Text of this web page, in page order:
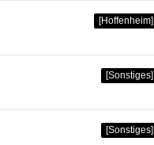
[Hoffenheim]
[Sonstiges]
[Sonstiges]